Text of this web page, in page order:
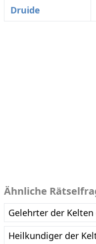
Druide
Ähnliche
Gelehrter der Kelten
Heilkundiger der